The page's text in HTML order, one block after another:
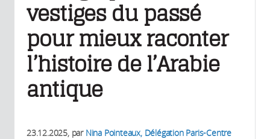
vestiges du passé
pour mieux raconter
l’histoire de l’Arabie
antique
23.12.2025, par Nina Pointeaux, Délégation Paris-Centre